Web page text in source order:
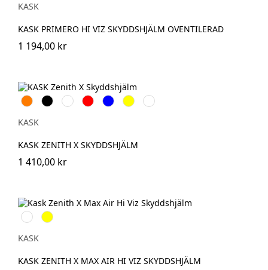
KASK
KASK PRIMERO HI VIZ SKYDDSHJÄLM OVENTILERAD
1 194,00 kr
Orange
Svart Vit Röd Blå Gul
Grön
KASK
KASK ZENITH X SKYDDSHJÄLM
1 410,00 kr
Vit
Gul
KASK
KASK ZENITH X MAX AIR HI VIZ SKYDDSHJÄLM